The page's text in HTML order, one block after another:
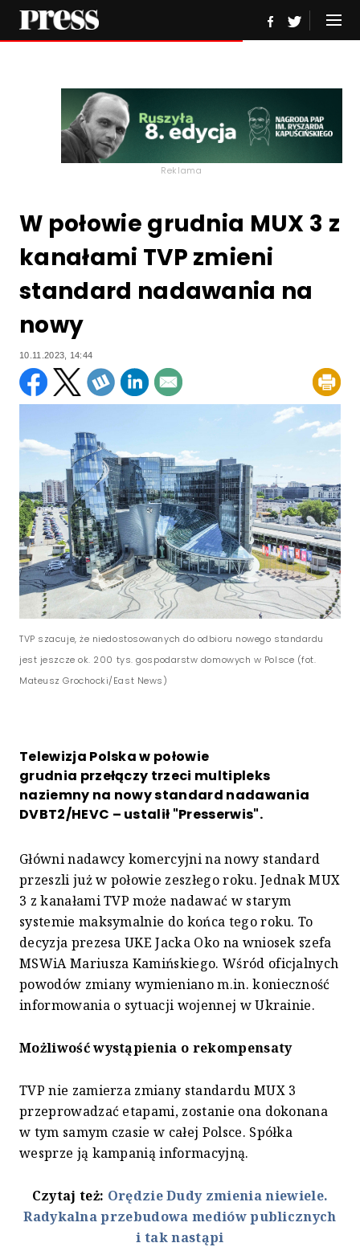
Reklama
W połowie grudnia MUX 3 z
kanałami TVP zmieni
standard nadawania na
nowy
10.11.2023, 14:44
TVP szacuje, że niedostosowanych do odbioru nowego standardu
jest jeszcze ok. 200 tys. gospodarstw domowych w Polsce (fot.
Mateusz Grochocki/East News)
Telewizja Polska w połowie
grudnia przełączy trzeci multipleks
naziemny na nowy standard nadawania
DVBT2/HEVC – ustalił "Presserwis".
Główni nadawcy komercyjni na nowy standard
przeszli już w połowie zeszłego roku. Jednak MUX
3 z kanałami TVP może nadawać w starym
systemie maksymalnie do końca tego roku. To
decyzja prezesa UKE Jacka Oko na wniosek szefa
MSWiA Mariusza Kamińskiego. Wśród oficjalnych
powodów zmiany wymieniano m.in. konieczność
informowania o sytuacji wojennej w Ukrainie.
Możliwość wystąpienia o rekompensaty
TVP nie zamierza zmiany standardu MUX 3
przeprowadzać etapami, zostanie ona dokonana
w tym samym czasie w całej Polsce. Spółka
wesprze ją kampanią informacyjną.
Czytaj też: Orędzie Dudy zmienia niewiele.
Radykalna przebudowa mediów publicznych
i tak nastąpi